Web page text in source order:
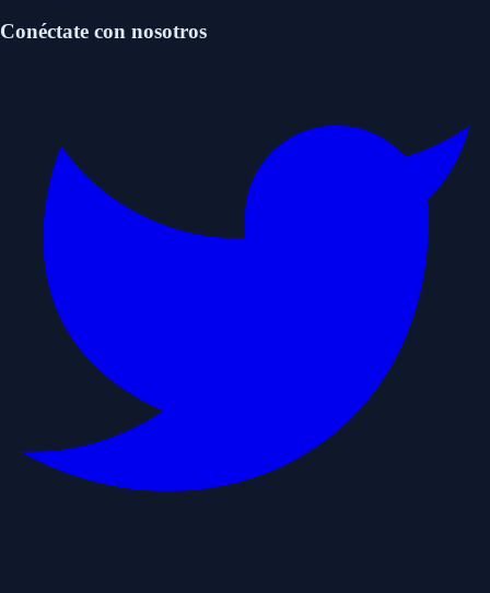
Conéctate con nosotros